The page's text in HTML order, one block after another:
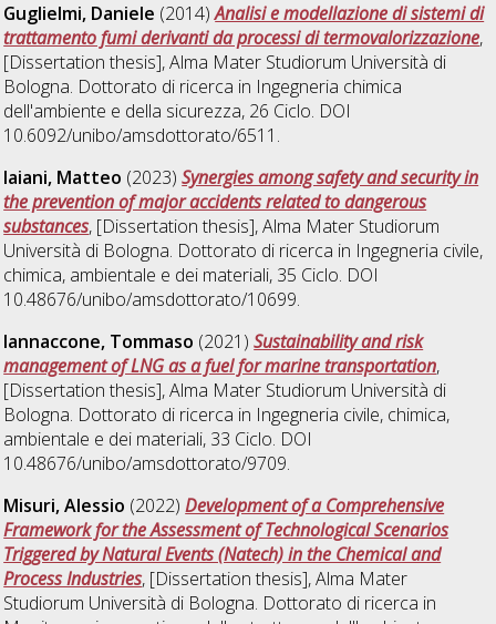
Guglielmi, Daniele (2014)Analisi e modellazione di sistemi di
trattamento fumi derivanti da processi di termovalorizzazione,
[Dissertation thesis], Alma Mater Studiorum Università di
Bologna. Dottorato di ricerca in Ingegneria chimica
dell'ambiente e della sicurezza, 26 Ciclo. DOI
10.6092/unibo/amsdottorato/6511.
Iaiani, Matteo (2023)Synergies among safety and security in
the prevention of major accidents related to dangerous
substances, [Dissertation thesis], Alma Mater Studiorum
Università di Bologna. Dottorato di ricerca in Ingegneria civile,
chimica, ambientale e dei materiali, 35 Ciclo. DOI
10.48676/unibo/amsdottorato/10699.
Iannaccone, Tommaso (2021)Sustainability and risk
management of LNG as a fuel for marine transportation,
[Dissertation thesis], Alma Mater Studiorum Università di
Bologna. Dottorato di ricerca in Ingegneria civile, chimica,
ambientale e dei materiali, 33 Ciclo. DOI
10.48676/unibo/amsdottorato/9709.
Misuri, Alessio (2022)Development of a Comprehensive
Framework for the Assessment of Technological Scenarios
Triggered by Natural Events (Natech) in the Chemical and
Process Industries, [Dissertation thesis], Alma Mater
Studiorum Università di Bologna. Dottorato di ricerca in